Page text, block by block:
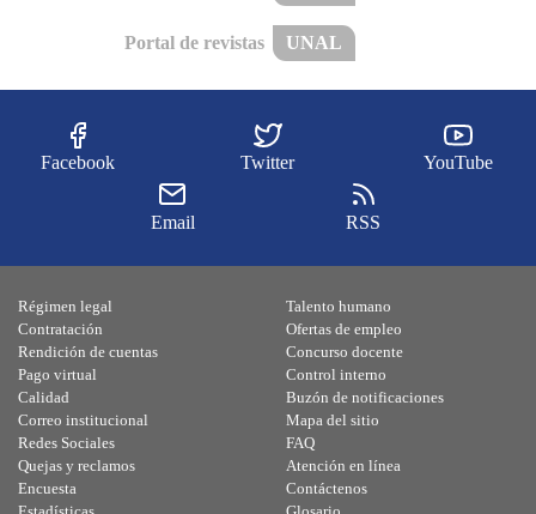
Portal de revistas UNAL
Facebook Twitter YouTube
Email RSS
Régimen legal
Contratación
Rendición de cuentas
Pago virtual
Calidad
Talento humano
Ofertas de empleo
Concurso docente
Control interno
Buzón de notificaciones
Correo institucional
Redes Sociales
Quejas y reclamos
Encuesta
Mapa del sitio
FAQ
Atención en línea
Contáctenos